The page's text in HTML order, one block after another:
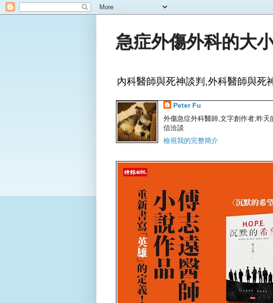
急症外傷外科的大
內科醫師與死神談判,外科醫師與死
Peter Fu
外傷急症外科醫師,文字創作者;昨
信洽談
檢視我的完整簡介